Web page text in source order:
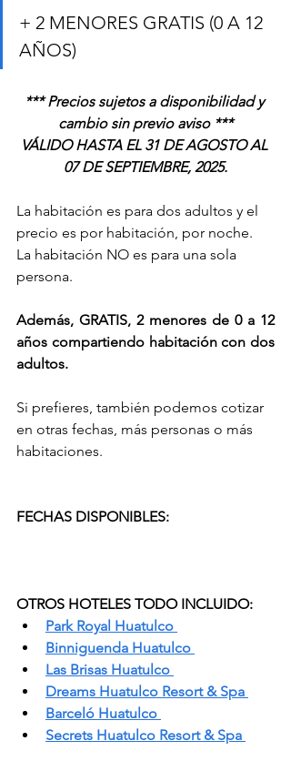
+ 2 MENORES GRATIS (0 A 12
AÑOS)
*** Precios sujetos a disponibilidad y
cambio sin previo aviso ***
VÁLIDO HASTA EL 31 DE AGOSTO AL
07 DE SEPTIEMBRE, 2025.
La habitación es para dos adultos y el
precio es por habitación, por noche.
La habitación NO es para una sola
persona.
Además, GRATIS, 2 menores de 0 a 12
años compartiendo habitación con dos
adultos.
Si prefieres, también podemos cotizar
en otras fechas, más personas o más
habitaciones.
FECHAS DISPONIBLES:
OTROS HOTELES TODO INCLUIDO:
Park Royal Huatulco
Binniguenda Huatulco
Las Brisas Huatulco
Dreams Huatulco Resort & Spa
Barceló Huatulco
Secrets Huatulco Resort & Spa